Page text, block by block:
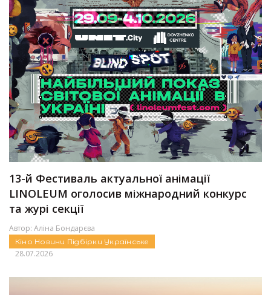
13-й Фестиваль актуальної анімації
LINOLEUM оголосив міжнародний конкурс
та журі секції
Автор: Аліна Бондарєва
Кіно Новини Підбірки Українське
28.07.2026